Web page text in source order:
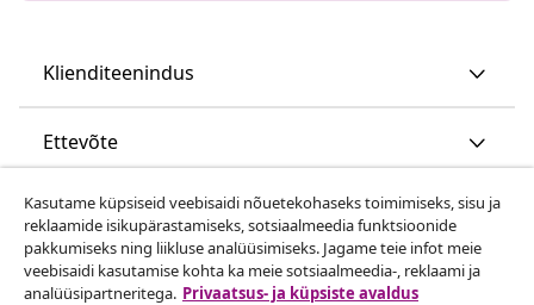
vidaXL
Kasutame küpsiseid veebisaidi nõuetekohaseks toimimiseks, sisu ja
reklaamide isikupärastamiseks, sotsiaalmeedia funktsioonide
pakkumiseks ning liikluse analüüsimiseks. Jagame teie infot meie
veebisaidi kasutamise kohta ka meie sotsiaalmeedia-, reklaami ja
analüüsipartneritega. Privaatsus- ja küpsiste avaldus